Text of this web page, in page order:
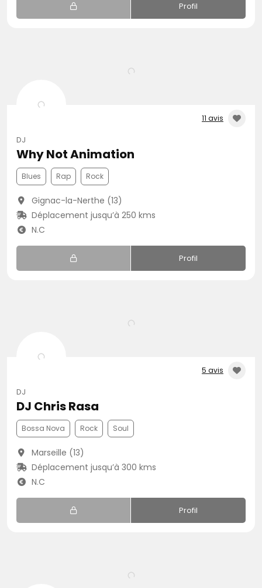
Profil
11 avis
DJ
Why Not Animation
Blues Rap Rock
Gignac-la-Nerthe (13)
Déplacement jusqu’à 250 kms
N.C
Profil
5 avis
DJ
DJ Chris Rasa
Bossa Nova Rock Soul
Marseille (13)
Déplacement jusqu’à 300 kms
N.C
Profil